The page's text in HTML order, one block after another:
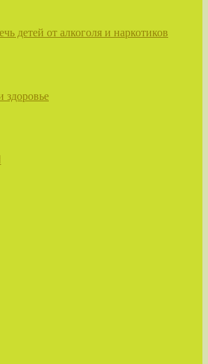
детей от алкоголя и наркотиков
здоровье